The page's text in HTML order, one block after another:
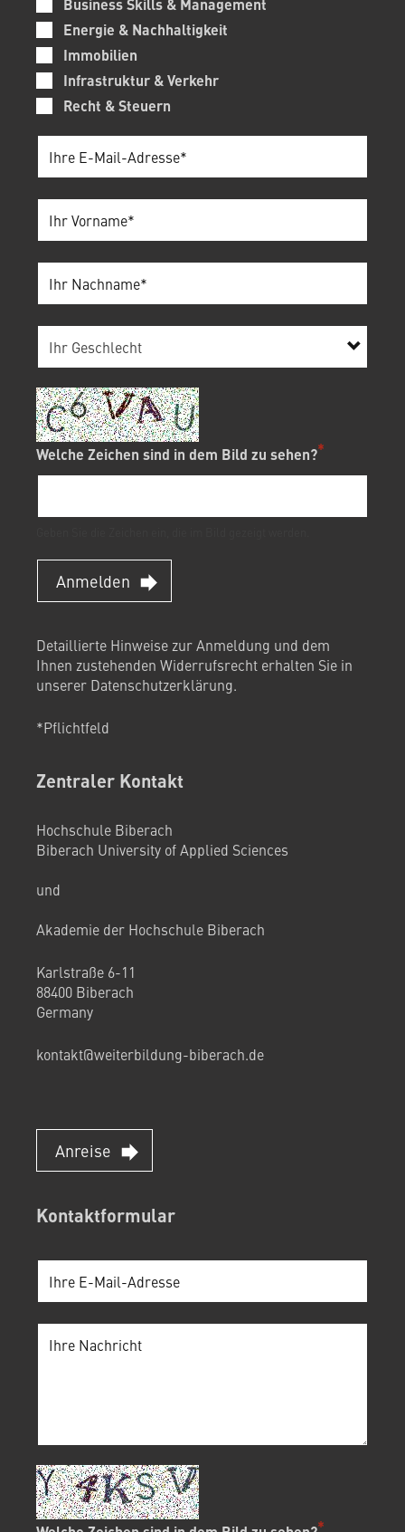
Energie & Nachhaltigkeit
Immobilien
Infrastruktur & Verkehr
Recht & Steuern
Welche Zeichen sind in dem Bild zu sehen?
Anmelden
Detaillierte Hinweise zur Anmeldung und dem
Ihnen zustehenden Widerrufsrecht erhalten Sie in
unserer Datenschutzerklärung.
*Pflichtfeld
Zentraler Kontakt
Hochschule Biberach
Biberach University of Applied Sciences
und
Akademie der Hochschule Biberach
Karlstraße 6-11
88400 Biberach
Germany
kontakt@weiterbildung-biberach.de
Anreise
Kontaktformular